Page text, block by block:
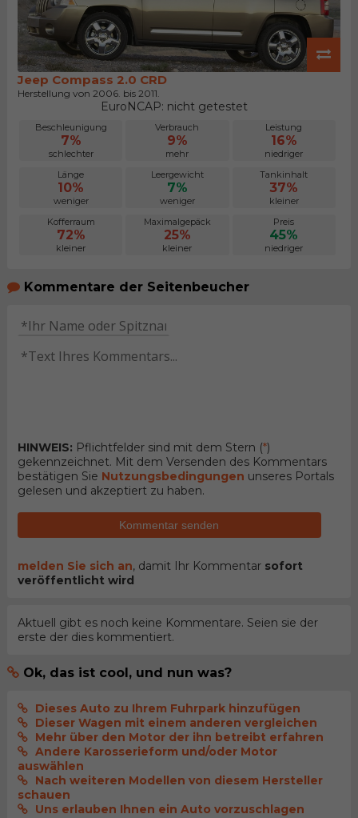
Jeep Compass 2.0 CRD
Herstellung von 2006. bis 2011.
EuroNCAP: nicht getestet
Beschleunigung
7%
schlechter
Verbrauch
9%
mehr
Leistung
16%
niedriger
Länge
10%
weniger
Leergewicht
7%
weniger
Tankinhalt
37%
kleiner
Kofferraum
72%
kleiner
Maximalgepäck
25%
kleiner
Preis
45%
niedriger
Kommentare der Seitenbeucher
HINWEIS: Pflichtfelder sind mit dem Stern (*)
gekennzeichnet. Mit dem Versenden des Kommentars
bestätigen Sie Nutzungsbedingungen unseres Portals
gelesen und akzeptiert zu haben.
Kommentar senden
melden Sie sich an, damit Ihr Kommentar sofort
veröffentlicht wird
Aktuell gibt es noch keine Kommentare. Seien sie der
erste der dies kommentiert.
Ok, das ist cool, und nun was?
Dieses Auto zu Ihrem Fuhrpark hinzufügen
Dieser Wagen mit einem anderen vergleichen
Mehr über den Motor der ihn betreibt erfahren
Andere Karosserieform und/oder Motor
auswählen
Nach weiteren Modellen von diesem Hersteller
schauen
Uns erlauben Ihnen ein Auto vorzuschlagen